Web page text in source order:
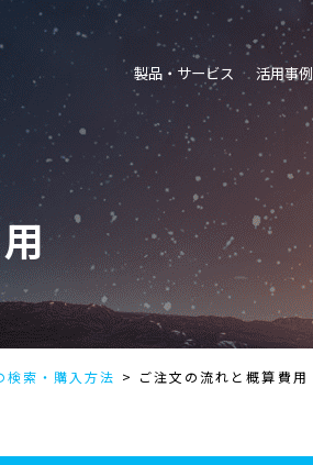
製品・サービス 活用事
検索・購入方法 ご注文の流れと概算費用